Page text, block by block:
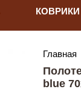
КОВРИКИ
Главная
blue